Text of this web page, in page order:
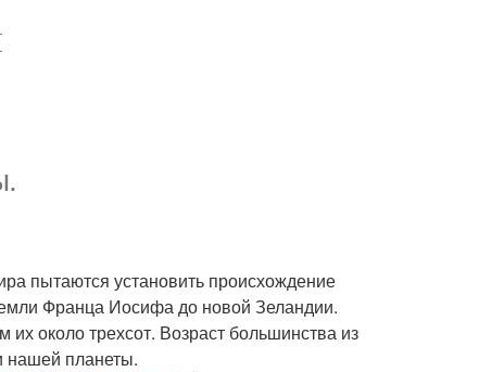
пытаются установить происхождение
Франца Иосифа до новой Зеландии.
около трехсот. Возраст большинства из
нашей планеты.